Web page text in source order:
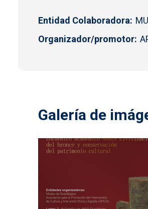
Entidad Colaboradora
Organizador/promotor
Galería de